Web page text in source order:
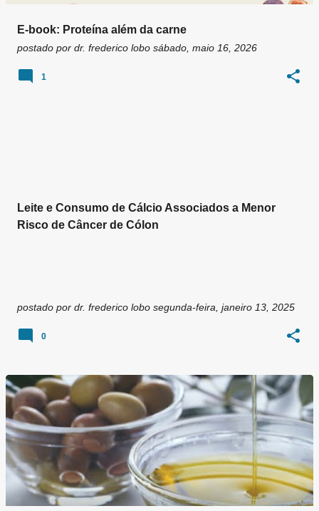
E-book: Proteína além da carne
postado por dr. frederico lobo sábado, maio 16, 2026
1
Leite e Consumo de Cálcio Associados a Menor
Risco de Câncer de Cólon
postado por dr. frederico lobo segunda-feira, janeiro 13, 2025
0